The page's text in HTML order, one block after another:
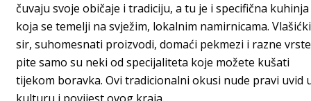
čuvaju svoje običaje i tradiciju, a tu je i specifična kuhinja
koja se temelji na svježim, lokalnim namirnicama. Vlašićki
sir, suhomesnati proizvodi, domaći pekmezi i razne vrste
pite samo su neki od specijaliteta koje možete kušati
tijekom boravka. Ovi tradicionalni okusi nude pravi uvid